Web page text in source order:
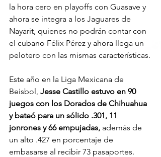
la hora cero en playoffs con Guasave y
ahora se integra a los Jaguares de
Nayarit, quienes no podrán contar con
el cubano Félix Pérez y ahora llega un
pelotero con las mismas características.
Este año en la Liga Mexicana de
Beisbol, Jesse Castillo estuvo en 90
juegos con los Dorados de Chihuahua
y bateó para un sólido .301, 11
jonrones y 66 empujadas, además de
un alto .427 en porcentaje de
embasarse al recibir 73 pasaportes.